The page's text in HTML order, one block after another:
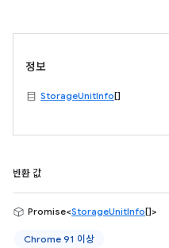
정보
StorageUnitInfo[]
반환 값
Promise<StorageUnitInfo[]>
Chrome 91 이상